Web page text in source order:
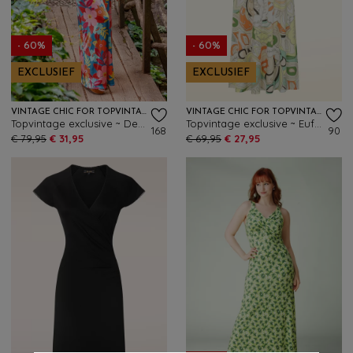
- 60%
EXCLUSIEF
VINTAGE CHIC FOR TOPVINTAGE
€ 79,95 € 31,95
168
- 60%
EXCLUSIEF
VINTAGE CHIC FOR TOPVINTAGE
€ 69,95 € 27,95
90